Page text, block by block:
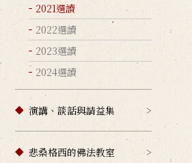
2021選讀
2022選讀
2023選讀
2024選讀
演講、談話與請益集
悲桑格西的佛法教室